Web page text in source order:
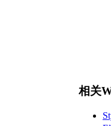
相关